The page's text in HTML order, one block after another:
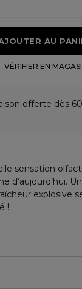
offerte dès
sensation
d‘aujourd’hui.
explosive
!